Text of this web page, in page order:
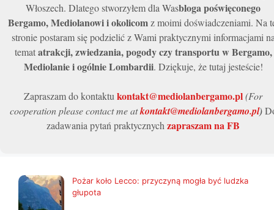
Włoszech. Dlatego stworzyłem dla Wasbloga poświęconego
Bergamo, Mediolanowi i okolicomz moimi doświadczeniami. Na
stronie postaram się podzielić z Wami praktycznymi informacjami
tematatrakcji, zwiedzania, pogody czy transportu w Bergamo,
Mediolanie i ogólnie Lombardii. Dziękuje, że tutaj jesteście!
Zapraszam do kontaktu kontakt@mediolanbergamo.pl(For
cooperation please contact me atkontakt@mediolanbergamo.pl)
zadawania pytań praktycznych zapraszam na FB
Pożar koło Lecco: przyczyną mogła być ludzka
głupota